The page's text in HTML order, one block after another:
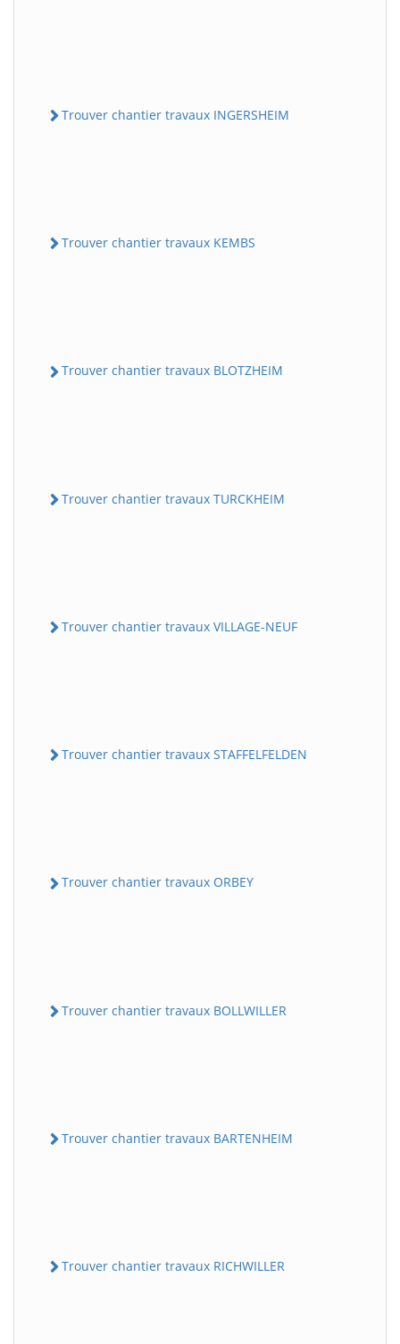
Trouver chantier travaux INGERSHEIM
Trouver chantier travaux KEMBS
Trouver chantier travaux BLOTZHEIM
Trouver chantier travaux TURCKHEIM
Trouver chantier travaux VILLAGE-NEUF
Trouver chantier travaux STAFFELFELDEN
Trouver chantier travaux ORBEY
Trouver chantier travaux BOLLWILLER
Trouver chantier travaux BARTENHEIM
Trouver chantier travaux RICHWILLER